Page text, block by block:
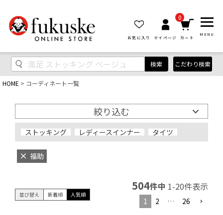
お気に入り マイページ
0
カート
MENU
検索 こだわり検索
HOME コーディネート一覧
絞り込む
ストッキング レディースインナー タイツ
福助
並び替え 新着順 人気順
504件中 1-20件表示
1 2 … 26